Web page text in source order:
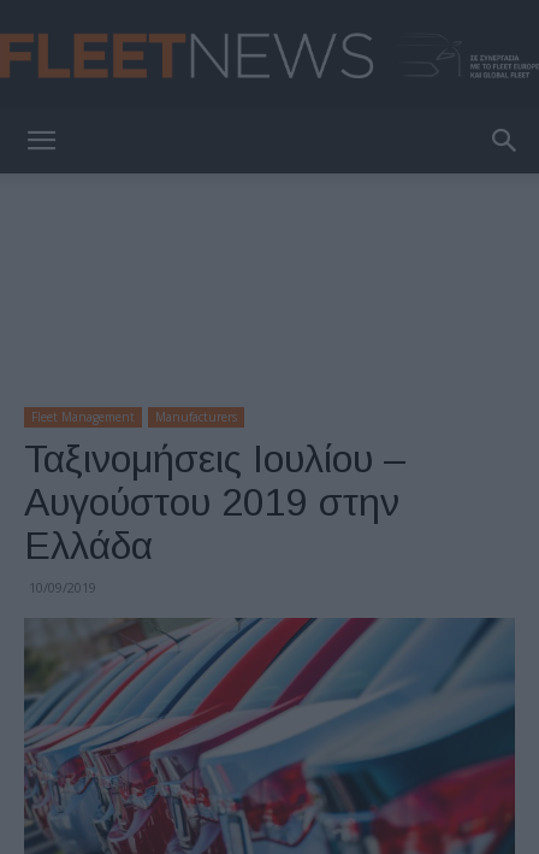
Fleet Management Manufacturers
Ταξινομήσεις Ιουλίου –
Αυγούστου 2019 στην
Ελλάδα
10/09/2019